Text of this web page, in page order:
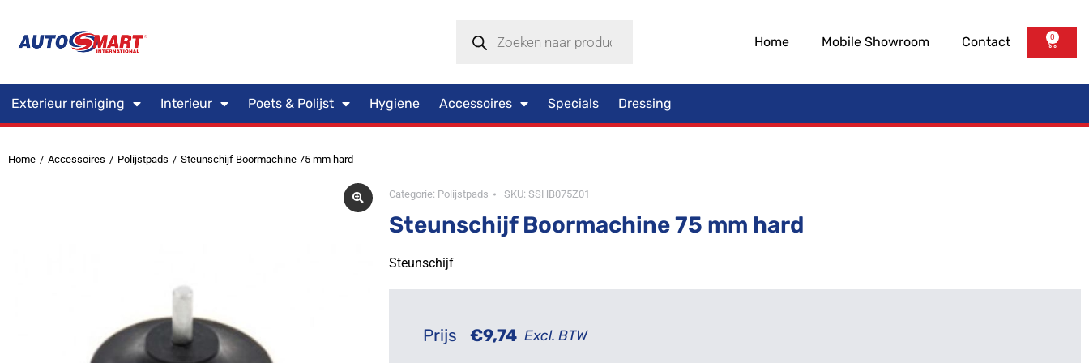
Home Mobile Showroom Contact 0
Exterieur reiniging Interieur Poets & Polijst Hygiene Accessoires Specials Dressing
Je bent hier:
Home Accessoires Polijstpads Steunschijf Boormachine 75 mm hard
Categorie: Polijstpads SKU:SSHB075Z01
Steunschijf Boormachine 75 mm hard
Steunschijf
Prijs €9,74 Excl. BTW